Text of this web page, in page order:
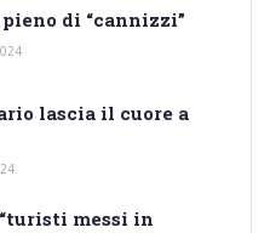
di “cannizzi”
lascia il cuore a
messi in